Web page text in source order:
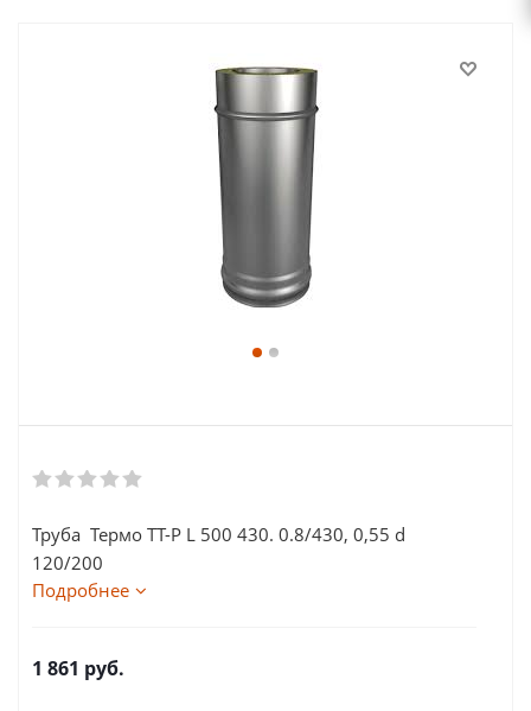
Труба Термо ТТ-Р L 500 430. 0.8/430, 0,55 d
120/200
Подробнее
1 861 руб.